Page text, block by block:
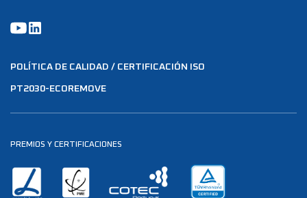
POLÍTICA DE CALIDAD / CERTIFICACIÓN ISO
PT2030-ECOREMOVE
PREMIOS Y CERTIFICACIONES